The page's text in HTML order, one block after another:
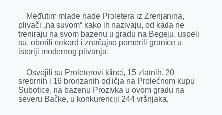
k
e
r
n
p
Međutim mlade nade Proletera iz Zrenjanina,
plivači „na suvom“ kako ih nazivaju, od kada ne
treniraju na svom bazenu u gradu na Begeju, uspeli
su, oborili eekord i značajno pomerili granice u
istoriji modernog plivanja.
Osvojili su Proleterovi klinci, 15 zlatnih, 20
srebrnih i 16 bronzanih odličja na Prolećnom kupu
Subotice, na bazenu Prozivka u ovom gradu na
severu Bačke, u konkurenciji 244 vršnjaka.